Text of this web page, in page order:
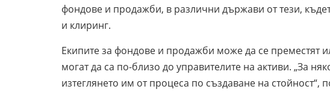
фондове и продажби, в различни държави от тези,
и клиринг.
Екипите за фондове и продажби може да се преместят
могат да са по-близо до управителите на активи. „За
изтеглянето им от процеса по създаване на стойност“,